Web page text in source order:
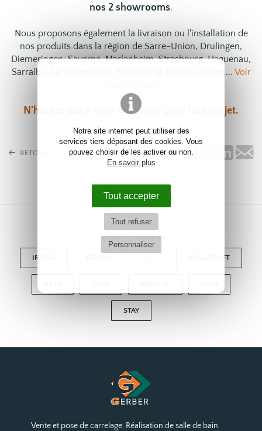
Notre site internet peut utiliser des
services tiers déposant des cookies. Vous
pouvez choisir de les activer ou non.
En savoir plus
Tout accepter
Tout refuser
Personnaliser
nos 2 showrooms.
Nous proposons également la livraison ou l'installation de
nos produits dans la région de Sarre-Union, Drulingen,
Diemeringen, Saverne, Marlenheim, Strasbourg, Haguenau,
Sarralbe, Sarreguemines, Sarrebourg, Bitche, Dieuze,... Voir
N'hésitez pas à nous contacter pour tout projet.
RETOUR Partagez ce produit
Voir aussi
IRIDEA WALLCRAFT
STAY
Vente et pose de carrelage. Réalisation de salle de bain.